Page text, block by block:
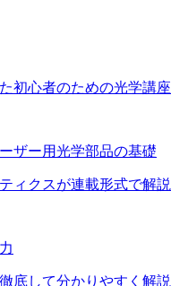
初心者のための光学講座
ザー用光学部品の基礎
ィクスが連載形式で解説
底して分かりやすく解説